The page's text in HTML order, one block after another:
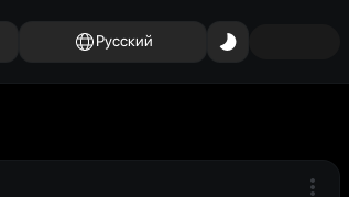
Русский